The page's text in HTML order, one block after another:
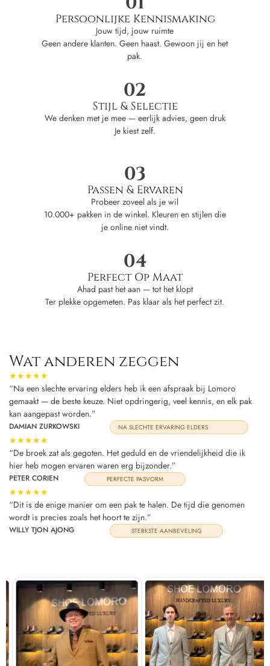
Persoonlijke Kennismaking
Jouw tijd, jouw ruimte
Geen andere klanten. Geen haast. Gewoon jij en het
pak.
02
Stijl & Selectie
We denken met je mee — eerlijk advies, geen druk
Je kiest zelf.
03
Passen & Ervaren
Probeer zoveel als je wil
10.000+ pakken in de winkel. Kleuren en stijlen die
je online niet vindt.
04
Perfect Op Maat
Ahad past het aan — tot het klopt
Ter plekke opgemeten. Pas klaar als het perfect zit.
Wat anderen zeggen
★★★★★
“Na een slechte ervaring elders heb ik een afspraak bij Lomoro
gemaakt — de beste keuze. Niet opdringerig, veel kennis, en elk pak
kan aangepast worden.”
DAMIAN ZURKOWSKI NA SLECHTE ERVARING ELDERS
★★★★★
“De broek zat als gegoten. Het geduld en de vriendelijkheid die ik
hier heb mogen ervaren waren erg bijzonder.”
PETER CORIEN PERFECTE PASVORM
★★★★★
“Dit is de enige manier om een pak te halen. De tijd die genomen
wordt is precies zoals het hoort te zijn.”
WILLY TJON AJONG STERKSTE AANBEVELING